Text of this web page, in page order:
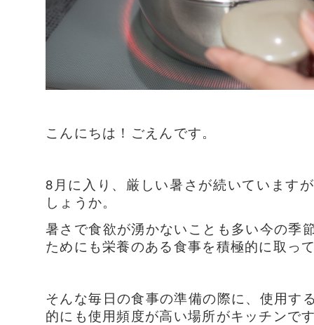
こんにちは！ごえんです。
8月に入り、厳しい暑さが続いています
しょうか。
暑さで食欲が湧かないことも多い今の季
ためにも栄養のある食事を積極的に取っ
そんな毎日の食事の準備の際に、使用す
的にも使用頻度が高い場所がキッチンで